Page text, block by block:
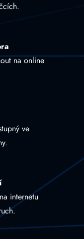
na online
ve
internetu